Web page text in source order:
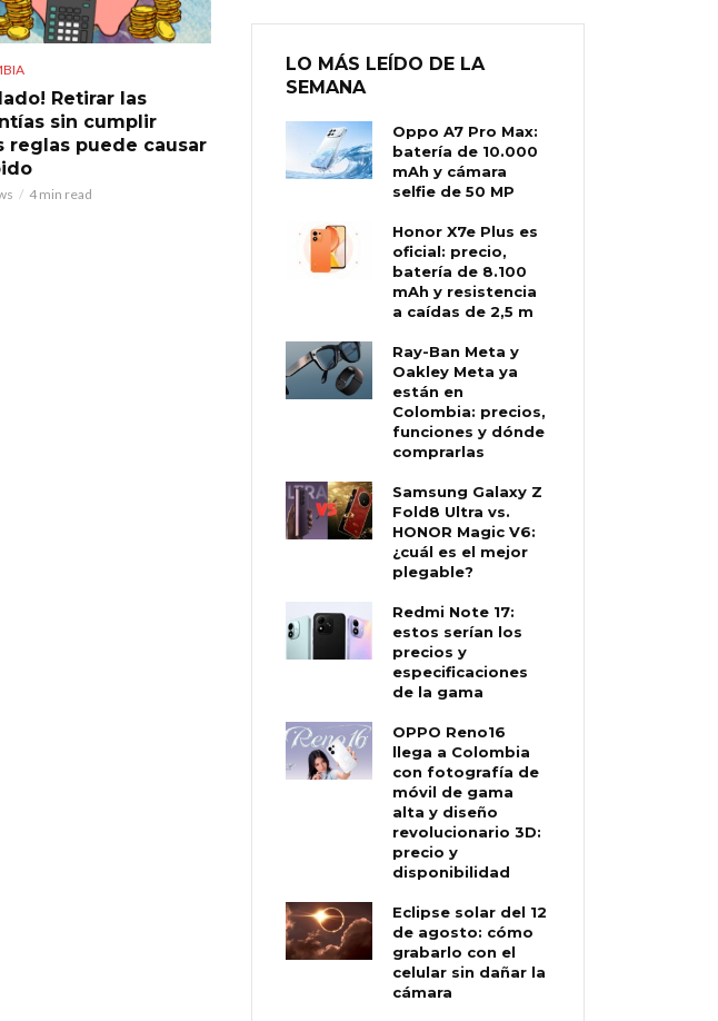
Retirar las
sin cumplir
reglas puede causar
4 min read
LO MÁS LEÍDO DE LA
SEMANA
Oppo A7 Pro Max:
batería de 10.000
mAh y cámara
selfie de 50 MP
Honor X7e Plus es
oficial: precio,
batería de 8.100
mAh y resistencia
a caídas de 2,5 m
Ray-Ban Meta y
Oakley Meta ya
están en
Colombia: precios,
funciones y dónde
comprarlas
Samsung Galaxy Z
Fold8 Ultra vs.
HONOR Magic V6:
¿cuál es el mejor
plegable?
Redmi Note 17:
estos serían los
precios y
especificaciones
de la gama
OPPO Reno16
llega a Colombia
con fotografía de
móvil de gama
alta y diseño
revolucionario 3D:
precio y
disponibilidad
Eclipse solar del 12
de agosto: cómo
grabarlo con el
celular sin dañar la
cámara